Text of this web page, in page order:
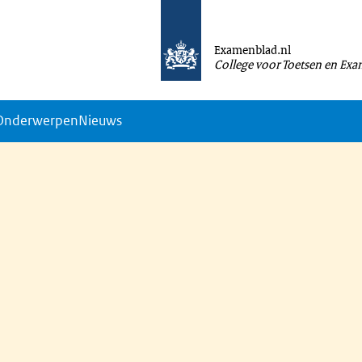
Examenblad.nl
College voor Toetsen en
Nieuws